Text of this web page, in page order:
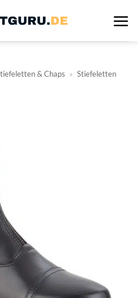
& Chaps » Stiefeletten